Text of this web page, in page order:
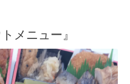
メニュー』